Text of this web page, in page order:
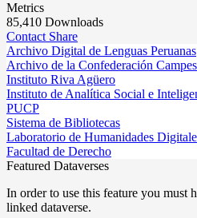
Metrics
85,410 Downloads
Contact Share
Archivo Digital de Lenguas Peruanas
Archivo de la Confederación
Instituto Riva Agüero
Instituto de Analítica Social e
PUCP
Sistema de Bibliotecas
Laboratorio de Humanidades
Facultad de Derecho
Featured Dataverses
In order to use this feature you must
linked dataverse.